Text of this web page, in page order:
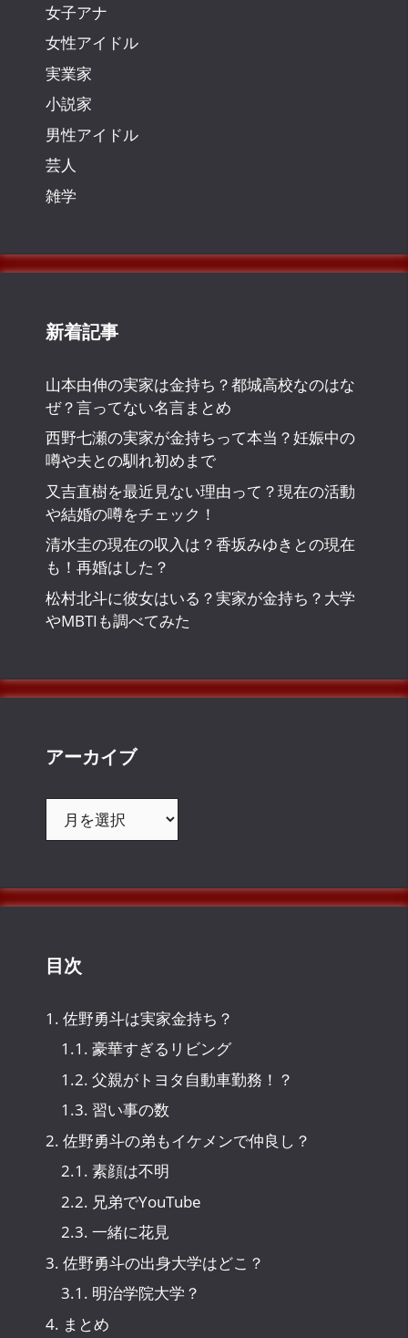
女子アナ
女性アイドル
実業家
小説家
男性アイドル
芸人
雑学
新着記事
山本由伸の実家は金持ち？都城高校なのはな
ぜ？言ってない名言まとめ
西野七瀬の実家が金持ちって本当？妊娠中の
噂や夫との馴れ初めまで
又吉直樹を最近見ない理由って？現在の活動
や結婚の噂をチェック！
清水圭の現在の収入は？香坂みゆきとの現在
も！再婚はした？
松村北斗に彼女はいる？実家が金持ち？大学
やMBTIも調べてみた
アーカイブ
ブ
目次
1. 佐野勇斗は実家金持ち？
1.1. 豪華すぎるリビング
1.2. 父親がトヨタ自動車勤務！？
1.3. 習い事の数
2. 佐野勇斗の弟もイケメンで仲良し？
2.1. 素顔は不明
2.2. 兄弟でYouTube
2.3. 一緒に花見
3. 佐野勇斗の出身大学はどこ？
3.1. 明治学院大学？
4. まとめ